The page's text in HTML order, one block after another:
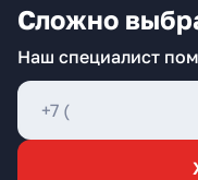
Сложно
Наш специалист